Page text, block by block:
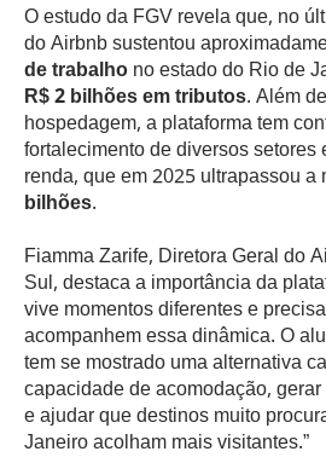
O estudo da FGV revela que, no
do Airbnb sustentou
de trabalhono estado do Rio de
R$ 2 bilhões em tributos. Além
hospedagem, a plataforma tem
fortalecimento de diversos setores
renda, que em 2025 ultrapassou a
bilhões.
Fiamma Zarife, Diretora Geral do
Sul, destaca a importância da
vive momentos diferentes e
acompanhem essa dinâmica. O
tem se mostrado uma alternativa
capacidade de acomodação,
e ajudar que destinos muito
Janeiro acolham mais visitantes.”